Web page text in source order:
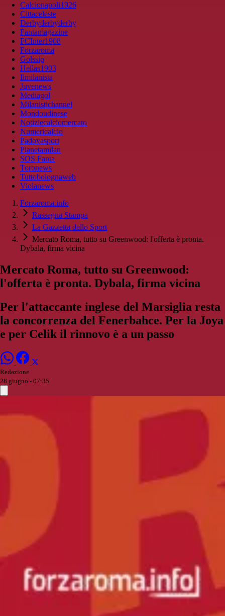
Calcionapoli1926
Cittaceleste
Derbyderbyderby
Fantamagazine
FCInter1908
Forzaroma
Golssip
Hellas1903
Ilmilanista
Juvenews
Mediagol
Milanistichannel
Mondoudinese
Notiziecalciomercato
Numericalcio
Padovasport
Pianetamilan
SOS Fanta
Toronews
Tuttobolognaweb
Violanews
Forzaroma.info
Rassegna Stampa
La Gazzetta dello Sport
Mercato Roma, tutto su Greenwood: l'offerta è pronta.
Dybala, firma vicina
Mercato Roma, tutto su Greenwood:
l'offerta è pronta. Dybala, firma vicina
Per l'attaccante inglese del Marsiglia resta
la concorrenza del Fenerbahce. Per la Joya
e per Celik il rinnovo è a un passo
Redazione
28 giugno - 07:35